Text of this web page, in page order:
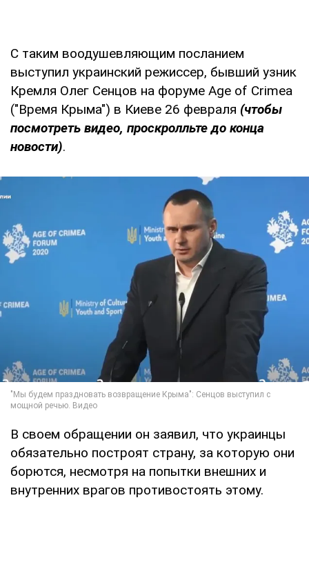
С таким воодушевляющим посланием
выступил украинский режиссер, бывший узник
Кремля Олег Сенцов на форуме Age of Crimea
("Время Крыма") в Киеве 26 февраля (чтобы
посмотреть видео, проскролльте до конца
новости).
В своем обращении он заявил, что украинцы
обязательно построят страну, за которую они
борются, несмотря на попытки внешних и
внутренних врагов противостоять этому.